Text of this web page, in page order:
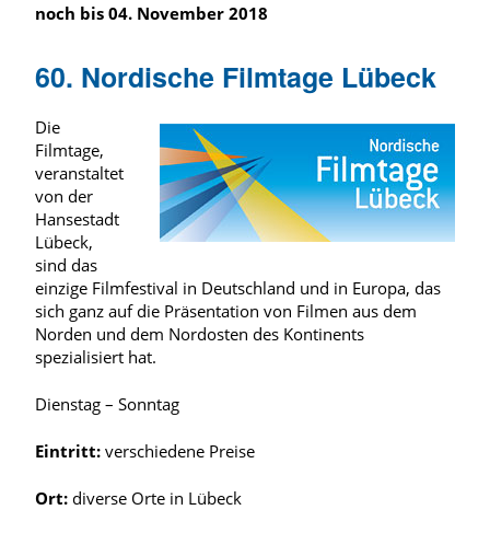
noch bis 04. November 2018
60. Nordische Filmtage Lübeck
Die
Filmtage,
veranstaltet
von der
Hansestadt
Lübeck,
sind das
einzige Filmfestival in Deutschland und in Europa, das
sich ganz auf die Präsentation von Filmen aus dem
Norden und dem Nordosten des Kontinents
spezialisiert hat.
Dienstag – Sonntag
Eintritt: verschiedene Preise
Ort: diverse Orte in Lübeck